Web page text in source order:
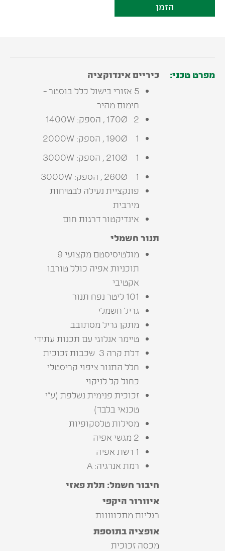
הזמן
מפרט טכני:
כיריים אינדוקציה
5 אזורי בישול כלל בוסטר -
חימום מהיר
2 170Ø , הספק: 1400W
1 190Ø , הספק: 2000W
1 210Ø , הספק: 3000W
1 260Ø , הספק: 3000W
פונקציית נעילה לבטיחות
מירבית
אינדיקטור דרגות חום
תנור‭ ‬חשמלי
מולטיסיסטם מקצועי 9
תוכניות אפיה כולל טורבו
אקטיבי‭
101 ליטר נפח תנור
גריל‭ ‬חשמלי
מתקן‭ ‬גריל‭ ‬מסתובב
טיימר‭ ‬אנלוגי‭ ‬עם‭ ‬תכנות‭ ‬עתידי
דלת‭ ‬קרה‭‬ 3 ‭ ‬שכבות‭ ‬זכוכית
‬כחול‭ ‬קל‭ ‬לניקוי
‬טכנאי‭ ‬בלבד‭(‬
מסילות‭ ‬טלסקופיות
2 מגשי אפיה
1 רשת אפיה
רמת אנרגיה: A
חיבור חשמל: תלת פאזי
איוורור‭ ‬היקפי
רגליות‭ ‬מתכווננות
אופציה בתוספת
מכסה‭ ‬זכוכית